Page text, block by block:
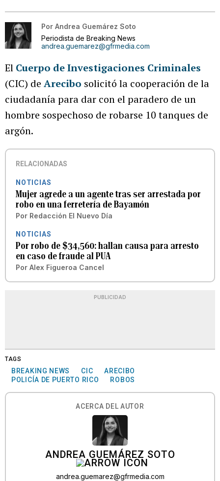
Por Andrea Guemárez Soto
Periodista de Breaking News
andrea.guemarez@gfrmedia.com
El Cuerpo de Investigaciones Criminales
(CIC) de Arecibo solicitó la cooperación de la
ciudadanía para dar con el paradero de un
hombre sospechoso de robarse 10 tanques de
argón.
RELACIONADAS
NOTICIAS
Mujer agrede a un agente tras ser arrestada por
robo en una ferretería de Bayamón
Por Redacción El Nuevo Día
NOTICIAS
Por robo de $34,560: hallan causa para arresto
en caso de fraude al PUA
Por Alex Figueroa Cancel
PUBLICIDAD
TAGS
BREAKING NEWS CIC
ARECIBO
POLICÍA DE PUERTO RICO
ROBOS
ACERCA DEL AUTOR
ANDREA GUEMÁREZ SOTO
andrea.guemarez@gfrmedia.com